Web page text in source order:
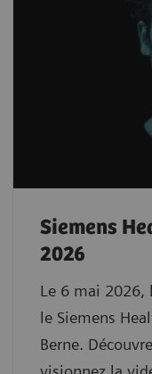
Siemens
2026
Le 6 mai 2026,
le Siemens
Berne.